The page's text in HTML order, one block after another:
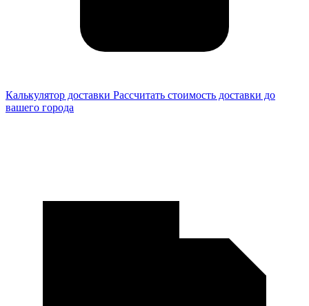
Калькулятор доставки Рассчитать стоимость доставки до
вашего города